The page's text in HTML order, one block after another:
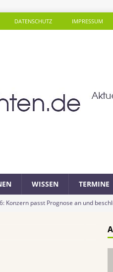
DATENSCHUTZ IMPRESSUM
WISSEN TERMINE
Konzern passt Prognose an und
baut Karrierewege im Handel
Soziales Mineralwasser unterstützt